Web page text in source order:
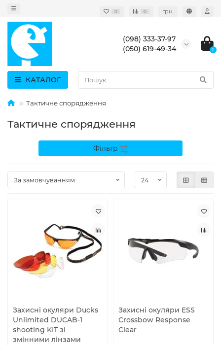
0 0 грн.
(098) 333-37-97
(050) 619-49-34
0
КАТАЛОГ
Тактичне спорядження
Тактичне спорядження
Фільтр
Захисні окуляри Ducks
Unlimited DUCAB-1
shooting KIT зі
змінними лінзами
Захисні окуляри ESS
Crossbow Response
Clear